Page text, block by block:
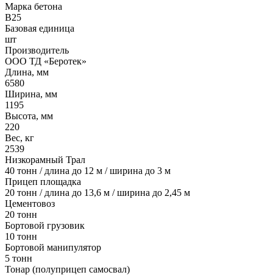
Марка бетона
B25
Базовая единица
шт
Производитель
ООО ТД «Беротек»
Длина, мм
6580
Ширина, мм
1195
Высота, мм
220
Вес, кг
2539
Низкорамный Трал
40 тонн / длина до 12 м / ширина до 3 м
Прицеп площадка
20 тонн / длина до 13,6 м / ширина до 2,45 м
Цементовоз
20 тонн
Бортовой грузовик
10 тонн
Бортовой манипулятор
5 тонн
Тонар (полуприцеп самосвал)